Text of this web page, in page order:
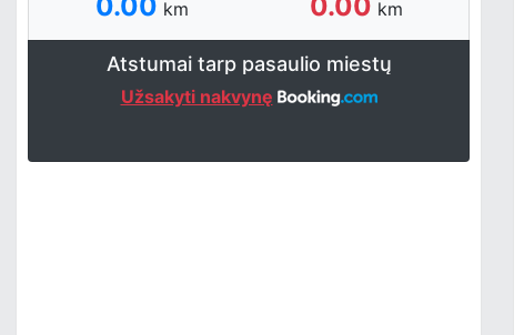
km km
Atstumai tarp pasaulio miestų
Užsakyti nakvynę